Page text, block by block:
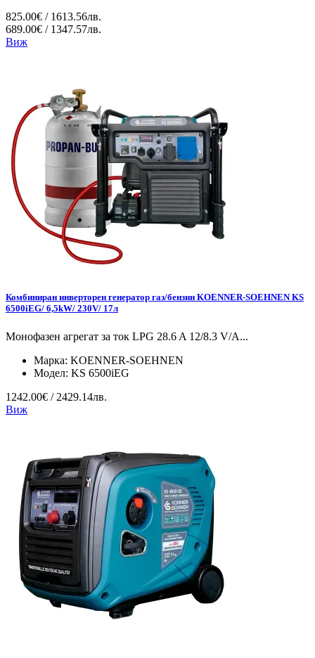
825.00€ / 1613.56лв.
689.00€ / 1347.57лв.
Виж
Комбиниран инверторен генератор газ/бензин KOENNER-SOEHNEN KS
6500iEG/ 6,5kW/ 230V/ 17л
Монофазен агрегат за ток LPG 28.6 A 12/8.3 V/А...
Марка: KOENNER-SOEHNEN
Модел: KS 6500iEG
1242.00€ / 2429.14лв.
Виж